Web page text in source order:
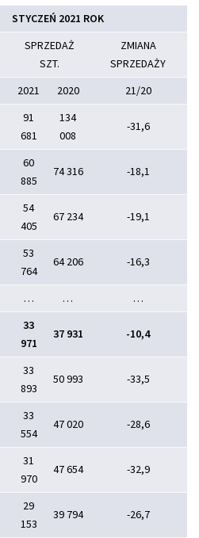
STYCZEŃ 2021 ROK
SPRZEDAŻ
SZT.
ZMIANA
SPRZEDAŻY
2021 2020
21/20
91
681
134
008
-31,6
60
885
74 316 -18,1
54
405
67 234 -19,1
53
764
64 206 -16,3
… … …
33
971
37 931 -10,4
33
893
50 993 -33,5
33
554
47 020 -28,6
31
970
47 654 -32,9
29
153
39 794 -26,7